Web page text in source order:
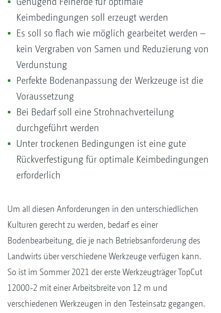
Keimbedingungen soll erzeugt werden
Es soll so flach wie möglich gearbeitet werden –
kein Vergraben von Samen und Reduzierung von
Verdunstung
Perfekte Bodenanpassung der Werkzeuge ist die
Voraussetzung
Bei Bedarf soll eine Strohnachverteilung
durchgeführt werden
Unter trockenen Bedingungen ist eine gute
Rückverfestigung für optimale Keimbedingungen
erforderlich
Um all diesen Anforderungen in den unterschiedlichen
Kulturen gerecht zu werden, bedarf es einer
Bodenbearbeitung, die je nach Betriebsanforderung des
Landwirts über verschiedene Werkzeuge verfügen kann.
So ist im Sommer 2021 der erste Werkzeugträger TopCut
12000-2 mit einer Arbeitsbreite von 12 m und
verschiedenen Werkzeugen in den Testeinsatz gegangen.